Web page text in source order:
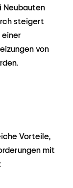
Neubauten
steigert
von
Vorteile,
mit